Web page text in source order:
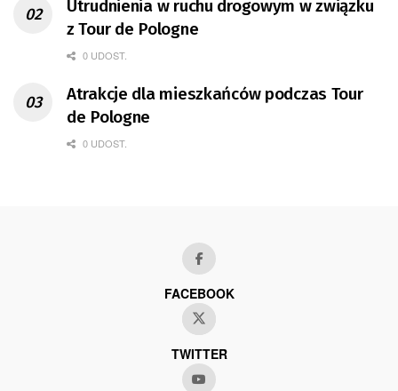
Utrudnienia w ruchu drogowym w związku
z Tour de Pologne
0 UDOST.
Atrakcje dla mieszkańców podczas Tour
de Pologne
0 UDOST.
FACEBOOK
TWITTER